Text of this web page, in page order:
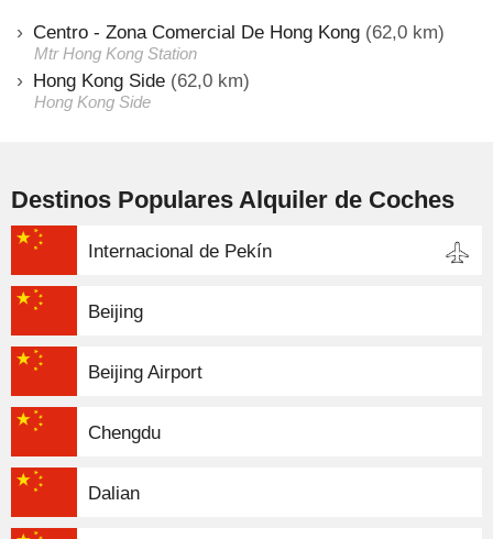
Centro - Zona Comercial De Hong Kong (62,0 km)
Mtr Hong Kong Station
Hong Kong Side (62,0 km)
Hong Kong Side
Destinos Populares Alquiler de Coches
Internacional de Pekín
Beijing
Beijing Airport
Chengdu
Dalian